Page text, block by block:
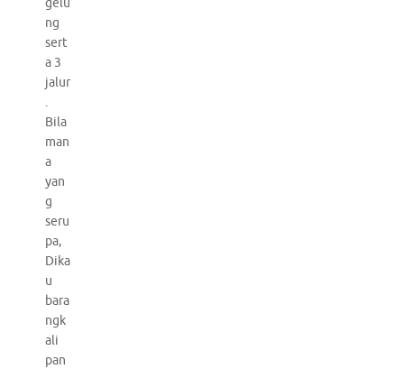
ng
sert
a 3
jalur
.
Bila
man
a
yan
g
seru
pa,
Dika
u
bara
ngk
ali
pan